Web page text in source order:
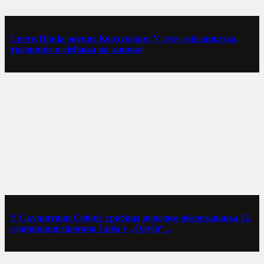
Свети Илија окупио Кордунаше: У духу заједништва,
традиције и сјећања на завичај
У Скупштини Србије трибина поводом обележавања 31.
годишњице прогона Срба у „Олуји“...